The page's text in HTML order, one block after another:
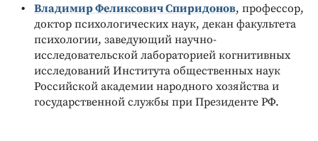
Владимир Феликсович Спиридонов, профессор,
доктор психологических наук, декан факультета
психологии, заведующий научно-
исследовательской лабораторией когнитивных
исследований Института общественных наук
Российской академии народного хозяйства и
государственной службы при Президенте РФ.